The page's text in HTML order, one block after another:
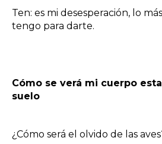
Ten: es mi desesperación, lo
tengo para darte.
Cómo se verá mi cuerpo
suelo
¿Cómo será el olvido de las